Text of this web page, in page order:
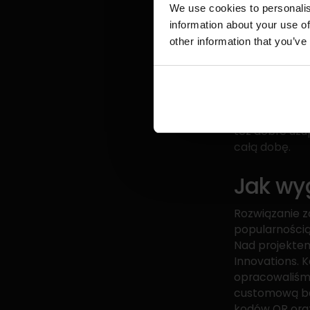
We use cookies to
information about your use
other information that
zamówienie
Castomat.
Skrytki
wizytę
pojechać po
też dobre
całą dobę.
Jak
Rozwiązanie
Nad
Innovations.
customową